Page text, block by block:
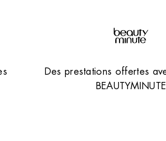
Des prestations offertes
BEAUTYMINUTE